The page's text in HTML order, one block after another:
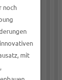
noch
mit